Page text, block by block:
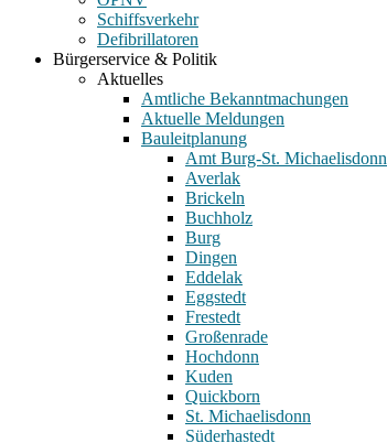
Schiffsverkehr
Defibrillatoren
Bürgerservice & Politik
Aktuelles
Amtliche Bekanntmachungen
Aktuelle Meldungen
Bauleitplanung
Amt Burg-St. Michaelisdonn
Averlak
Brickeln
Buchholz
Burg
Dingen
Eddelak
Eggstedt
Frestedt
Großenrade
Hochdonn
Kuden
Quickborn
St. Michaelisdonn
Süderhastedt